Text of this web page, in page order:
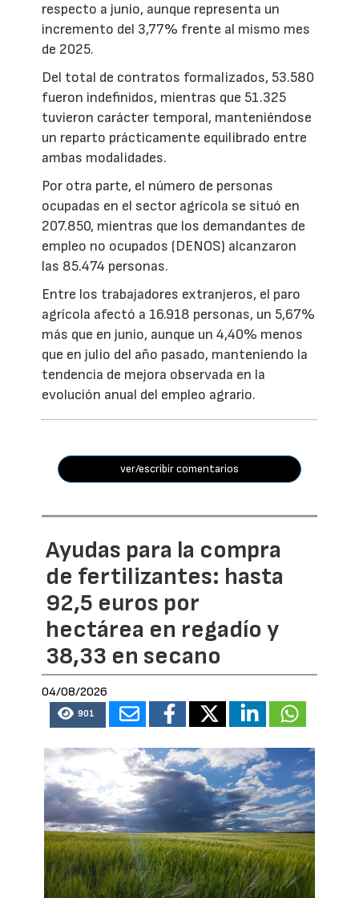
respecto a junio, aunque representa un
incremento del 3,77% frente al mismo mes
de 2025.
Del total de contratos formalizados, 53.580
fueron indefinidos, mientras que 51.325
tuvieron carácter temporal, manteniéndose
un reparto prácticamente equilibrado entre
ambas modalidades.
Por otra parte, el número de personas
ocupadas en el sector agrícola se situó en
207.850, mientras que los demandantes de
empleo no ocupados (DENOS) alcanzaron
las 85.474 personas.
Entre los trabajadores extranjeros, el paro
agrícola afectó a 16.918 personas, un 5,67%
más que en junio, aunque un 4,40% menos
que en julio del año pasado, manteniendo la
tendencia de mejora observada en la
evolución anual del empleo agrario.
ver/escribir comentarios
Ayudas para la compra
de fertilizantes: hasta
92,5 euros por
hectárea en regadío y
38,33 en secano
04/08/2026
901